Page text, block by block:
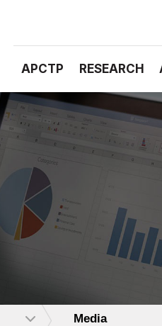
APCTP RESEARCH
Media